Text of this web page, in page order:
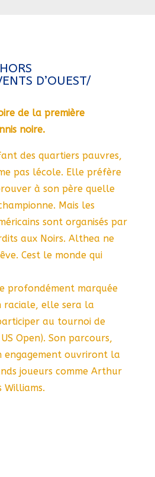
D’OUEST/
de la première
noire.
des quartiers pauvres,
pas lécole. Elle préfère
à son père quelle
Mais les
sont organisés par
aux Noirs. Althea ne
Cest le monde qui
profondément marquée
raciale, elle sera la
au tournoi de
Open). Son parcours,
engagement ouvriront la
joueurs comme Arthur
Williams.